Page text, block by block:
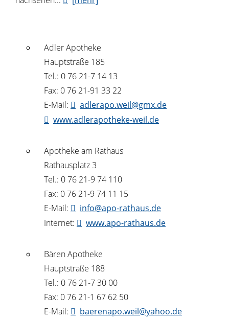
Adler Apotheke
Hauptstraße 185
Tel.: 0 76 21-7 14 13
Fax: 0 76 21-91 33 22
E-Mail:
adlerapo.weil@gmx.de
www.adlerapotheke-weil.de
Apotheke am Rathaus
Rathausplatz 3
Tel.: 0 76 21-9 74 110
Fax: 0 76 21-9 74 11 15
E-Mail:
info@apo-rathaus.de
Internet:
www.apo-rathaus.de
Bären Apotheke
Hauptstraße 188
Tel.: 0 76 21-7 30 00
Fax: 0 76 21-1 67 62 50
E-Mail:
baerenapo.weil@yahoo.de